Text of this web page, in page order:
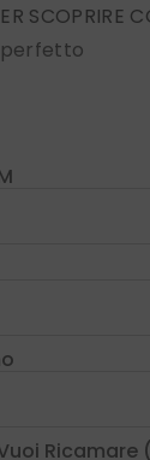
SCOPRIRE
Ricamare